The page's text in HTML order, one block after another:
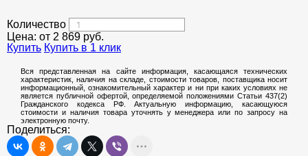
Количество
Цена: от 2 869 руб.
Купить Купить в 1 клик
Вся представленная на сайте информация, касающаяся технических
характеристик, наличия на складе, стоимости товаров, поставщика носит
информационный, ознакомительный характер и ни при каких условиях не
является публичной офертой, определяемой положениями Статьи 437(2)
Гражданского кодекса РФ. Актуальную информацию, касающуюся
стоимости и наличия товара уточнять у менеджера или по запросу на
электронную почту.
Поделиться: